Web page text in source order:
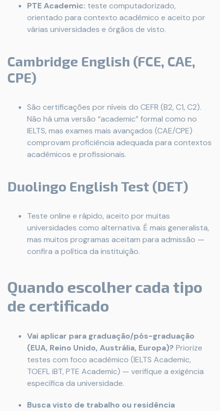
PTE Academic: teste computadorizado,
orientado para contexto acadêmico e aceito por
várias universidades e órgãos de visto.
Cambridge English (FCE, CAE,
CPE)
São certificações por níveis do CEFR (B2, C1, C2).
Não há uma versão “academic” formal como no
IELTS, mas exames mais avançados (CAE/CPE)
comprovam proficiência adequada para contextos
acadêmicos e profissionais.
Duolingo English Test (DET)
Teste online e rápido, aceito por muitas
universidades como alternativa. É mais generalista,
mas muitos programas aceitam para admissão —
confira a política da instituição.
Quando escolher cada tipo
de certificado
Vai aplicar para graduação/pós-graduação
(EUA, Reino Unido, Austrália, Europa)? Priorize
testes com foco acadêmico (IELTS Academic,
TOEFL iBT, PTE Academic) — verifique a exigência
específica da universidade.
Busca visto de trabalho ou residência